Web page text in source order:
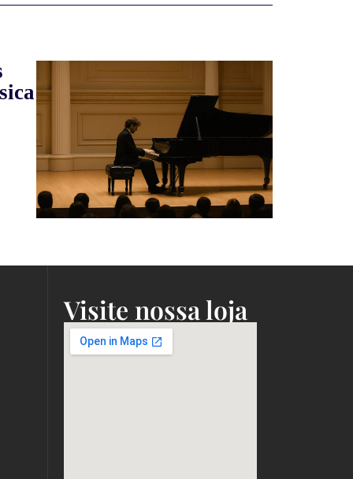
Visite nossa loja